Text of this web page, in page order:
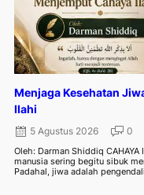
Menjaga Kesehatan
Ilahi
5 Agustus 2026 0
Oleh: Darman Shiddiq
manusia sering begitu sibuk
Padahal, jiwa adalah